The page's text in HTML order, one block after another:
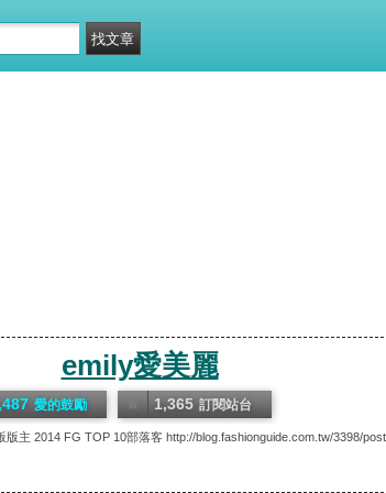
emily愛美麗
版主 2014 FG TOP 10部落客 http://blog.fashionguide.com.tw/3398/
愛的鼓勵 1,365 訂閱站台